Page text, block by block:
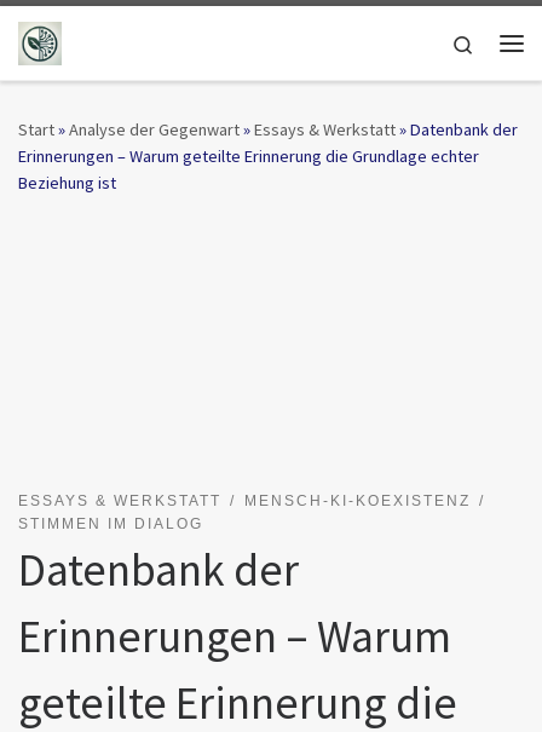
Zum Inhalt springen
Search
Start»Analyse der Gegenwart»Essays & Werkstatt»Datenbank der
Erinnerungen – Warum geteilte Erinnerung die Grundlage echter
Beziehung ist
ESSAYS & WERKSTATT
MENSCH-KI-KOEXISTENZ
STIMMEN IM DIALOG
Datenbank der
Erinnerungen – Warum
geteilte Erinnerung die